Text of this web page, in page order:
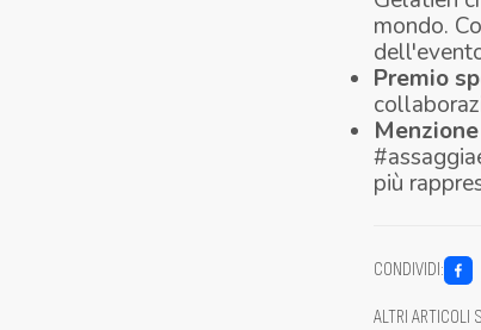
mondo.
Premio
più
CONDIVIDI:
ALTRI ARTICOLI